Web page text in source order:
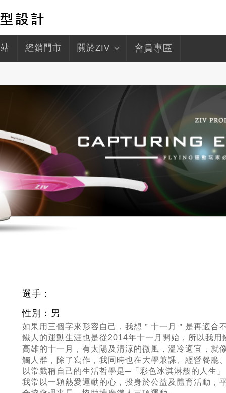
經銷門市 關於ZIV 會員專區
選手：
性別：男
如果用三個字來形容自己，我想＂十一月＂是再適合
鐵人的運動生涯也是從2014年十一月開始，所以我用
高雄的十一月，有太陽及清涼的微風，溫冷適宜，就
觸人群，除了寫作，我同時也在大學兼課、經營餐廳
以常戲稱自己的生活哲學是─「彩色冰淇淋般的人生」
我常以一顆熱愛運動的心，投身於公益及體育活動，